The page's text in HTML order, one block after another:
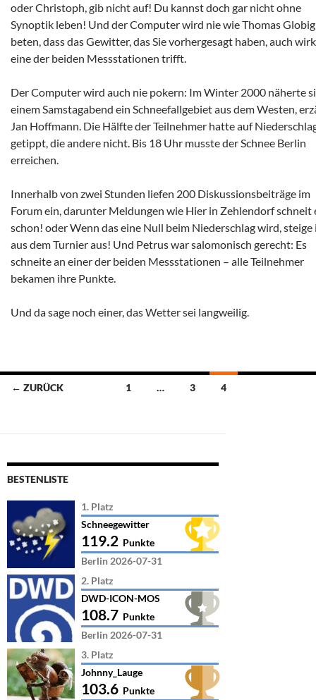
oder Christoph, gib nicht auf! Du kannst doch gar nicht ohne
Synoptik leben! Und der Computer wird nie wie Thomas Globig
beten, dass das Gewitter, das Sie vorhergesagt haben, auch
eine der beiden Messstationen trifft.
Der Computer wird auch nie pokern: Im Winter 2000 näherte
einem Samstagabend ein Schneefallgebiet aus dem Westen,
Jan Hoffmann. Die Hälfte der Teilnehmer hatte auf
getippt, die andere nicht. Bis 18 Uhr musste der Schnee Berlin
erreichen.
Innerhalb von zwei Stunden liefen 200 Diskussionsbeiträge im
Forum ein, darunter Meldungen wie Hier in Zehlendorf schneit
schon! oder Wenn das eine Null beim Niederschlag wird, steige
aus dem Turnier aus! Und Petrus war salomonisch gerecht: Es
schneite an einer der beiden Messstationen – alle Teilnehmer
bekamen ihre Punkte.
Und da sage noch einer, das Wetter sei langweilig.
Beitragsnavigation
← ZURÜCK 1 … 3 4
BESTENLISTE
1. Platz
Schneegewitter
119.2 Punkte
Berlin 2026-07-31
2. Platz
DWD-ICON-MOS
108.7 Punkte
Berlin 2026-07-31
3. Platz
Johnny_Lauge
103.6 Punkte